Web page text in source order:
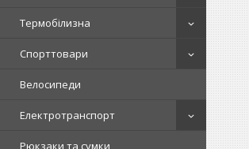
Термобілизна
Спорттовари
Велосипеди
Електротранспорт
Рюкзаки та сумки